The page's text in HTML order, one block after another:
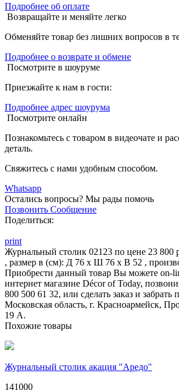
Подробнее об оплате
Возвращайте и меняйте легко
Обменяйте товар без лишних вопросов в
Подробнее о возврате и обмене
Посмотрите в шоуруме
Приезжайте к нам в гости:
Подробнее адрес шоурума
Посмотрите онлайн
Познакомьтесь с товаром в видеочате и
деталь.
Свяжитесь с нами удобным способом.
Whatsapp
Остались вопросы? Мы рады помочь
Позвонить Сообщение
Поделиться:
print
Журнальный столик 02123 по цене 23 800
, размер в (см): Д 76 x Ш 76 x В 52 ,
Приобрести данный товар Вы можете on-
интернет магазине Décor of Today,
800 500 61 32, или сделать заказ и забрать
Московская область, г. Красноармейск,
19 А.
Похожие товары
Журнальный столик акация "Аредо"
141000